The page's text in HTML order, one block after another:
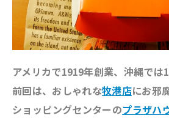
アメリカで1919年創業、沖縄では
前回は、おしゃれな牧港店にお邪
ショッピングセンターのプラザハ